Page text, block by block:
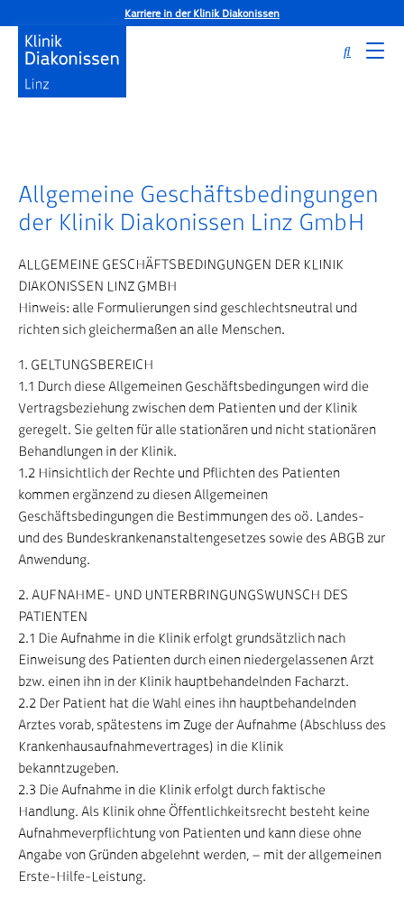
Karriere in der Klinik Diakonissen
Startseite AGB
Allgemeine Geschäftsbedingungen
der Klinik Diakonissen Linz GmbH
ALLGEMEINE GESCHÄFTSBEDINGUNGEN DER KLINIK
DIAKONISSEN LINZ GMBH
Hinweis: alle Formulierungen sind geschlechtsneutral und
richten sich gleichermaßen an alle Menschen.
1. GELTUNGSBEREICH
1.1 Durch diese Allgemeinen Geschäftsbedingungen wird die
Vertragsbeziehung zwischen dem Patienten und der Klinik
geregelt. Sie gelten für alle stationären und nicht stationären
Behandlungen in der Klinik.
1.2 Hinsichtlich der Rechte und Pflichten des Patienten
kommen ergänzend zu diesen Allgemeinen
Geschäftsbedingungen die Bestimmungen des oö. Landes-
und des Bundeskrankenanstaltengesetzes sowie des ABGB zur
Anwendung.
2. AUFNAHME- UND UNTERBRINGUNGSWUNSCH DES
PATIENTEN
2.1 Die Aufnahme in die Klinik erfolgt grundsätzlich nach
Einweisung des Patienten durch einen niedergelassenen Arzt
bzw. einen ihn in der Klinik hauptbehandelnden Facharzt.
2.2 Der Patient hat die Wahl eines ihn hauptbehandelnden
Arztes vorab, spätestens im Zuge der Aufnahme (Abschluss des
Krankenhausaufnahmevertrages) in die Klinik
bekanntzugeben.
2.3 Die Aufnahme in die Klinik erfolgt durch faktische
Handlung. Als Klinik ohne Öffentlichkeitsrecht besteht keine
Aufnahmeverpflichtung von Patienten und kann diese ohne
Angabe von Gründen abgelehnt werden, – mit der allgemeinen
Erste-Hilfe-Leistung.